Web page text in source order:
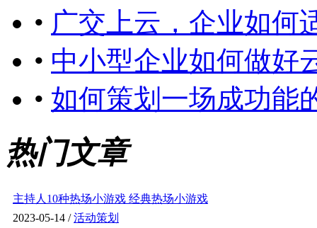
• 广交上云，企业如何
• 中小型企业如何做好
• 如何策划一场成功能
热门文章
主持人10种热场小游戏 经典热场小游戏
2023-05-14 /活动策划